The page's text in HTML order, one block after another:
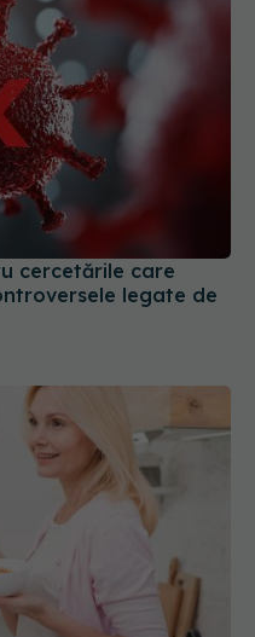
cercetările care
legate de